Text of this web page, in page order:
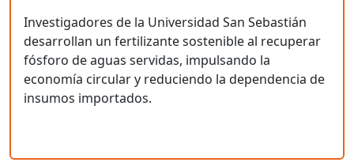
Investigadores de la Universidad San Sebastián
desarrollan un fertilizante sostenible al recuperar
fósforo de aguas servidas, impulsando la
economía circular y reduciendo la dependencia de
insumos importados.